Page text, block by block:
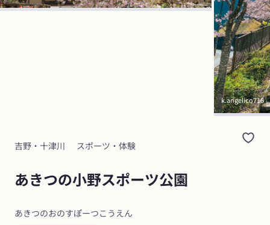
k.angelico716
吉野・十津川 スポーツ・体験
あきつの小野スポーツ公園
あきつのおのすぽーつこうえん